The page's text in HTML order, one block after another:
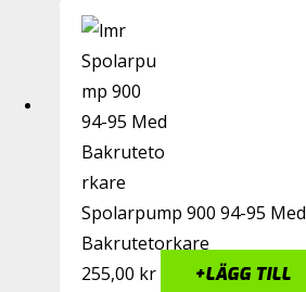
Spolarpump 900 94-95 Med
Bakrutetorkare
255,00 kr +LÄGG TILL